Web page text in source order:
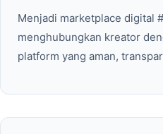
Menjadi marketplace digital
menghubungkan kreator
platform yang aman,